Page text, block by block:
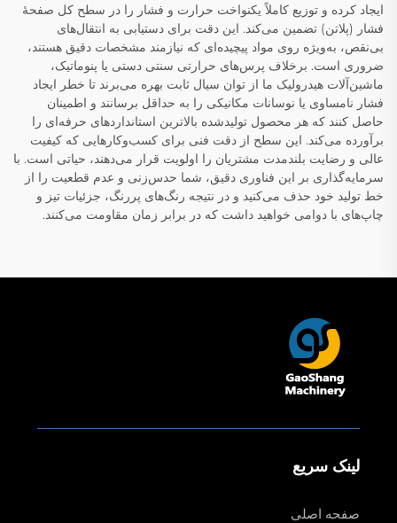
ایجاد کرده و توزیع کاملاً یکنواخت حرارت و فشار را در سطح کل صفحهٔ
فشار (پلاتن) تضمین می‌کند. این دقت برای دستیابی به انتقال‌های
بی‌نقص، به‌ویژه روی مواد پیچیده‌ای که نیازمند مشخصات دقیق هستند،
ضروری است. برخلاف پرس‌های حرارتی سنتی دستی یا پنوماتیک،
ماشین‌آلات هیدرولیک ما از توان سیال ثابت بهره می‌برند تا خطر ایجاد
فشار نامساوی یا نوسانات مکانیکی را به حداقل برسانند و اطمینان
حاصل کنند که هر محصول تولیدشده بالاترین استانداردهای حرفه‌ای را
برآورده می‌کند. این سطح از دقت فنی برای کسب‌وکارهایی که کیفیت
عالی و رضایت بلندمدت مشتریان را اولویت قرار می‌دهند، حیاتی است. با
سرمایه‌گذاری بر این فناوری دقیق، شما حدس‌زنی و عدم قطعیت را از
خط تولید خود حذف می‌کنید و در نتیجه رنگ‌های پررنگ، جزئیات تیز و
چاپ‌های با دوامی خواهید داشت که در برابر زمان مقاومت می‌کنند.
لینک سریع
صفحه اصلی